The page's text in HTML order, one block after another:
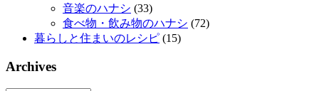
音楽のハナシ (33)
食べ物・飲み物のハナシ (72)
暮らしと住まいのレシピ (15)
Archives